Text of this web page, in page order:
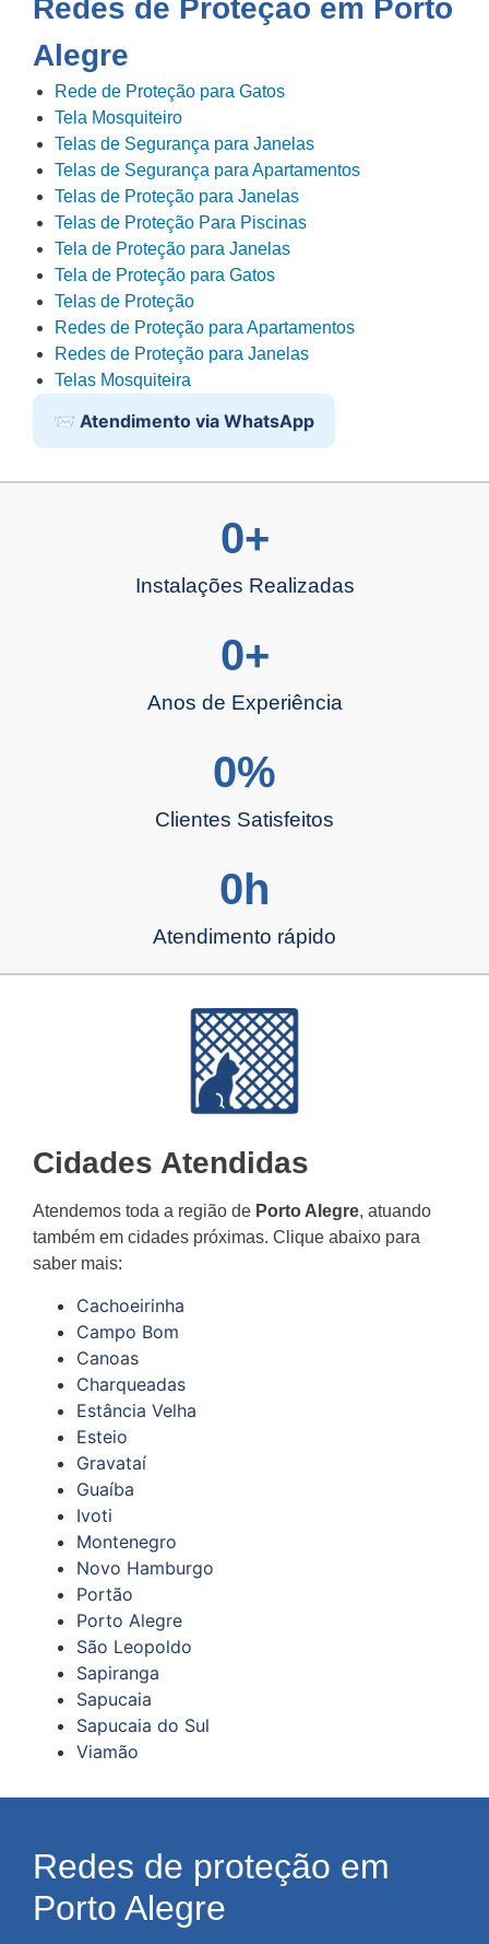
Redes de Proteção em Porto
Alegre
Rede de Proteção para Gatos
Tela Mosquiteiro
Telas de Segurança para Janelas
Telas de Segurança para Apartamentos
Telas de Proteção para Janelas
Telas de Proteção Para Piscinas
Tela de Proteção para Janelas
Tela de Proteção para Gatos
Telas de Proteção
Redes de Proteção para Apartamentos
Redes de Proteção para Janelas
Telas Mosquiteira
📨 Atendimento via WhatsApp
Instalações Realizadas
0+
Anos de Experiência
0+
Clientes Satisfeitos
0%
Atendimento rápido
0h
Cidades Atendidas
Atendemos toda a região de Porto Alegre, atuando
também em cidades próximas. Clique abaixo para
saber mais:
Cachoeirinha
Campo Bom
Canoas
Charqueadas
Estância Velha
Esteio
Gravataí
Guaíba
Ivoti
Montenegro
Novo Hamburgo
Portão
Porto Alegre
São Leopoldo
Sapiranga
Sapucaia
Sapucaia do Sul
Viamão
Redes de proteção em
Porto Alegre